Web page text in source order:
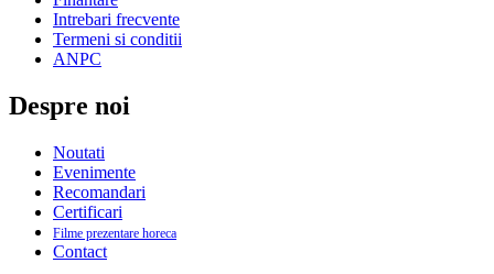
Intrebari frecvente
Termeni si conditii
ANPC
Despre noi
Noutati
Evenimente
Recomandari
Certificari
Filme prezentare horeca
Contact